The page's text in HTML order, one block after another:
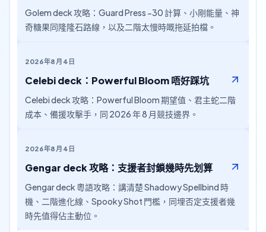
Golem deck 攻略：Guard Press −30 計算、小剛能量、神
奇糖果同隆隆石路線，以及二階太慢時嘅拖延拍檔。
2026年8月4日
Celebi deck：Powerful Bloom 唔好踩坑
Celebi deck 攻略：Powerful Bloom 期望值、君主蛇二階
成本、備援攻擊手，同 2026 年 8 月競技邊界。
2026年8月4日
Gengar deck 攻略：支援者封鎖幾時先划算
Gengar deck 粵語攻略：講清楚 Shadowy Spellbind 時
機、二階進化線、Spooky Shot 門檻，同埋否定支援者幾
時先值得佔主動位。